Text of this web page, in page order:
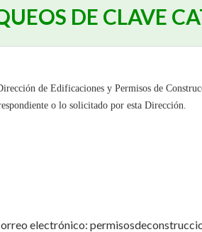
DE CLAVE
de Edificaciones y Permisos de
o lo solicitado por esta Dirección.
electrónico: